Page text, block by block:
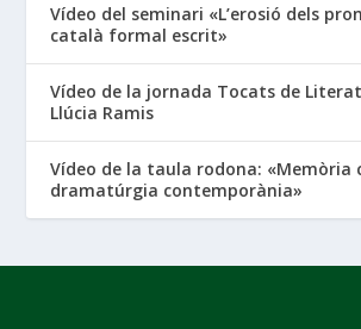
Vídeo del seminari «L’erosió dels
català formal escrit»
Vídeo de la jornada Tocats de
Llúcia Ramis
Vídeo de la taula rodona: «Memòria
dramatúrgia contemporània»